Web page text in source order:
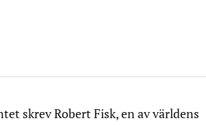
skrev Robert Fisk, en av världens